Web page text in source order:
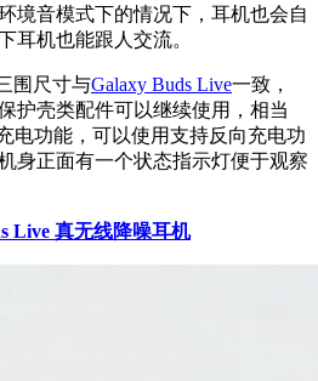
境音模式下的情况下，耳机也会自
耳机也能跟人交流。
围尺寸与Galaxy Buds Live一致，
护壳类配件可以继续使用，相当
电功能，可以使用支持反向充电功
身正面有一个状态指示灯便于观察
Live 真无线降噪耳机